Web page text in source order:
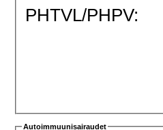
PHTVL/PHPV:
Autoimmuunisairaudet